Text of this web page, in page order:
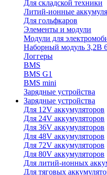
Для складской техники
Литий-ионные
Для гольфкаров
Элементы и модули
Модули для
Наборный модуль 3,2В
Логгеры
BMS
BMS G1
BMS mini
Зарядные устройства
Зарядные устройства
Для 12V аккумуляторов
Для 24V аккумуляторов
Для 36V аккумуляторов
Для 48V аккумуляторов
Для 72V аккумуляторов
Для 80V аккумуляторов
Для литий-ионных
Для тяговых